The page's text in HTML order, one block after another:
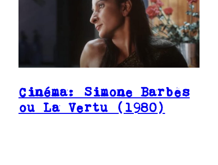
Cinéma: Simone Barbès
ou La Vertu (1980)